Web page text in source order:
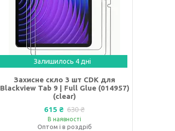
Залишилось 4 дні
Захисне скло 3 шт CDK для
Blackview Tab 9 | Full Glue (014957)
(clear)
615 ₴ 630 ₴
В наявності
Оптом і в роздріб